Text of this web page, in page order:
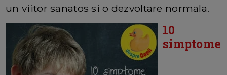
un viitor sanatos si o dezvoltare normala.
10
simptome